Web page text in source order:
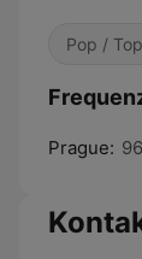
Pop /
Prague: